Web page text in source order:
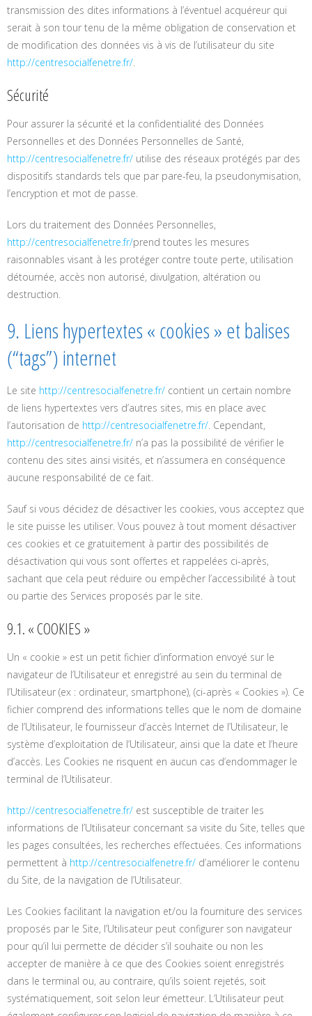
transmission des dites informations à l’éventuel acquéreur qui
serait à son tour tenu de la même obligation de conservation et
de modification des données vis à vis de l’utilisateur du site
http://centresocialfenetre.fr/.
Sécurité
Pour assurer la sécurité et la confidentialité des Données
Personnelles et des Données Personnelles de Santé,
http://centresocialfenetre.fr/ utilise des réseaux protégés par des
dispositifs standards tels que par pare-feu, la pseudonymisation,
l’encryption et mot de passe.
Lors du traitement des Données Personnelles,
http://centresocialfenetre.fr/prend toutes les mesures
raisonnables visant à les protéger contre toute perte, utilisation
détournée, accès non autorisé, divulgation, altération ou
destruction.
9. Liens hypertextes « cookies » et balises
(“tags”) internet
Le site http://centresocialfenetre.fr/ contient un certain nombre
de liens hypertextes vers d’autres sites, mis en place avec
l’autorisation de http://centresocialfenetre.fr/. Cependant,
http://centresocialfenetre.fr/ n’a pas la possibilité de vérifier le
contenu des sites ainsi visités, et n’assumera en conséquence
aucune responsabilité de ce fait.
Sauf si vous décidez de désactiver les cookies, vous acceptez que
le site puisse les utiliser. Vous pouvez à tout moment désactiver
ces cookies et ce gratuitement à partir des possibilités de
désactivation qui vous sont offertes et rappelées ci-après,
sachant que cela peut réduire ou empêcher l’accessibilité à tout
ou partie des Services proposés par le site.
9.1. « COOKIES »
Un « cookie » est un petit fichier d’information envoyé sur le
navigateur de l’Utilisateur et enregistré au sein du terminal de
l’Utilisateur (ex : ordinateur, smartphone), (ci-après « Cookies »). Ce
fichier comprend des informations telles que le nom de domaine
de l’Utilisateur, le fournisseur d’accès Internet de l’Utilisateur, le
système d’exploitation de l’Utilisateur, ainsi que la date et l’heure
d’accès. Les Cookies ne risquent en aucun cas d’endommager le
terminal de l’Utilisateur.
http://centresocialfenetre.fr/ est susceptible de traiter les
informations de l’Utilisateur concernant sa visite du Site, telles que
les pages consultées, les recherches effectuées. Ces informations
permettent à http://centresocialfenetre.fr/ d’améliorer le contenu
du Site, de la navigation de l’Utilisateur.
Les Cookies facilitant la navigation et/ou la fourniture des services
proposés par le Site, l’Utilisateur peut configurer son navigateur
pour qu’il lui permette de décider s’il souhaite ou non les
accepter de manière à ce que des Cookies soient enregistrés
dans le terminal ou, au contraire, qu’ils soient rejetés, soit
systématiquement, soit selon leur émetteur. L’Utilisateur peut